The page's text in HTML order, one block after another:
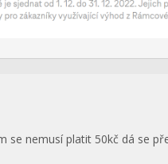
se nemusí platit 50kč dá se